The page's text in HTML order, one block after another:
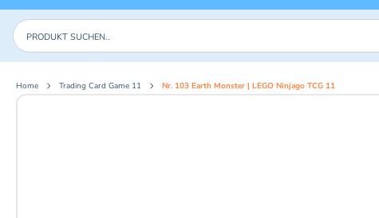
Produkte suchen
Home Trading Card Game 11 Nr. 103 Earth Monster | LEGO Ninjago TCG 11